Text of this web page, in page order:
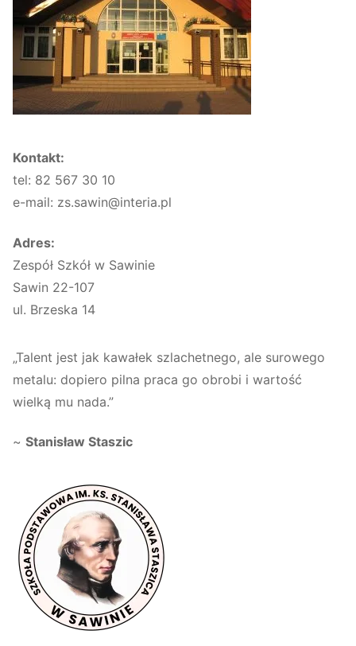
Kontakt:
tel: 82 567 30 10
e-mail: zs.sawin@interia.pl
Adres:
Zespół Szkół w Sawinie
Sawin 22-107
ul. Brzeska 14
„Talent jest jak kawałek szlachetnego, ale surowego
metalu: dopiero pilna praca go obrobi i wartość
wielką mu nada.”
~ Stanisław Staszic